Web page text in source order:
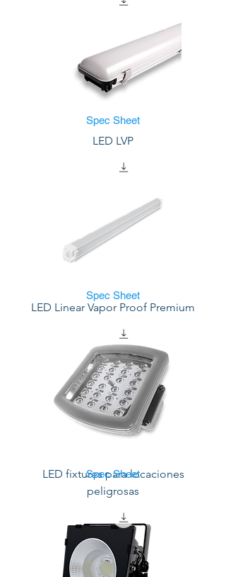
LED LVP
LED Linear Vapor Proof Premium
LED fixtures para locaciones
peligrosas
Spec Sheet
Spec Sheet
Spec Sheet